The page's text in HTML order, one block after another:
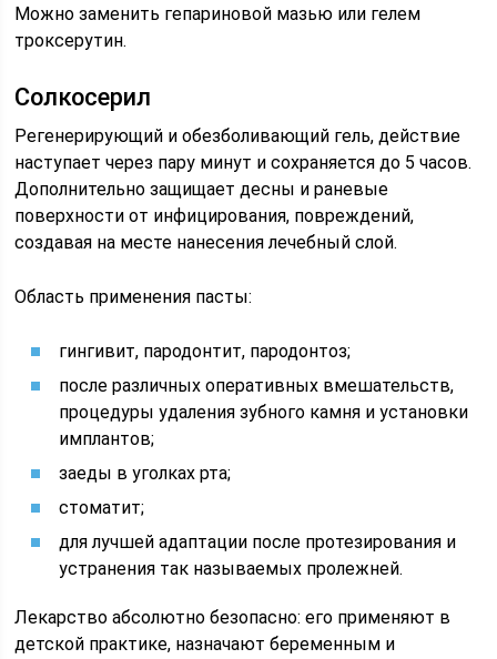
Можно заменить гепариновой мазью или гелем
троксерутин.
Солкосерил
Регенерирующий и обезболивающий гель, действие
наступает через пару минут и сохраняется до 5 часов.
Дополнительно защищает десны и раневые
поверхности от инфицирования, повреждений,
создавая на месте нанесения лечебный слой.
Область применения пасты:
гингивит, пародонтит, пародонтоз;
после различных оперативных вмешательств,
процедуры удаления зубного камня и установки
имплантов;
заеды в уголках рта;
стоматит;
для лучшей адаптации после протезирования и
устранения так называемых пролежней.
Лекарство абсолютно безопасно: его применяют в
детской практике, назначают беременным и